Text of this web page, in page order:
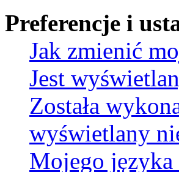
Preferencje i
Jak zmienić
Jest
Została
wyświetlany
Mojego